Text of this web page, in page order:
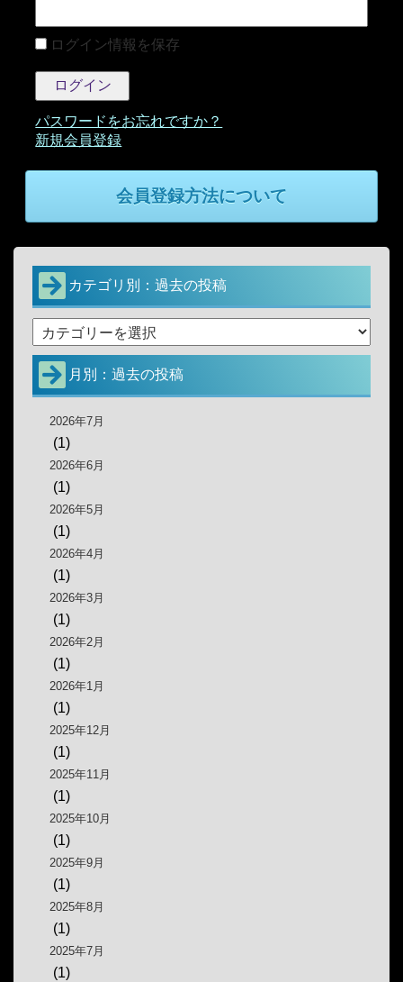
ログイン情報を保存
パスワードをお忘れですか？
会員登録方法について
カテゴリ別：過去の投稿
月別：過去の投稿
2026年7月
(1)
2026年6月
(1)
2026年5月
(1)
2026年4月
(1)
2026年3月
(1)
2026年2月
(1)
2026年1月
(1)
2025年12月
(1)
2025年11月
(1)
2025年10月
(1)
2025年9月
(1)
2025年8月
(1)
2025年7月
(1)